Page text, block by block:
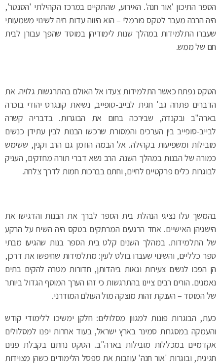
הספר התיכון 'אור חנה'. האירוע, שהתקיים במרכז הקהילתי 'הסנטר',
היה הרבה מעבר לטקס פורמלי – הוא היווה עדות חיה לשינוי משמעותי
שעברו התלמידות במהלך שנות לימודיהן במוסד שהפך עבורן לבית
חם של ממש.
הטקס נפתח כאשר התלמידות צעדו אל האולם בהתרגשות גלויה. את
הדברים פתחה גב' חגית לבייב-סופייב, נשיאת קונגרס יהודי בוכרה
בארה"ב ובקנדה, שבירכה בחום את הבוגרות. בדבריה קשרה
לבייב-סופייב בין הערכים והמסורת שרכשו הבנות לבין עתידן כנשים
מובילות ומשפיעות בקהילה. אל הבמה הוזמן גם הרב וקנין, ששימש
כמורה של הבנות במהלך השנה. הרב נשא דברי תורה מחזקים, העניק
לבוגרות כלים פרקטיים לחיים, וחתם בברכות חמות לדרך צלחה.
בהמשך עלו נציגי הנהלת בית הספר לברך את הבנות והדגישו את
הישגיהן האישיים. אחד הרגעים המרתקים בטקס היה השיח על הרקע
של התלמידות. במהלך השנים קלט בית הספר בנות שהגיעו מבתי
ספר כלליים, והשינוי שעברו בולט לעין: מתלמידות שחיפשו את דרכן,
הן הפכו לנשים צעירות וגאות ביהדותן, חדורות מטרה להקים בתים
נאמנים. הורים רבים ציינו בהתרגשות כי זהו הערך המוסף הגדול ביותר
של המוסד – הענקת זהות מוצקה מול העולם המודרני.
כעת, הבוגרות פונות למגוון מסלולים: חלקן ימשיכו ללימודי קודש
והעמקה במסגרות סמינר בארץ ישראל, בעוד אחרות יפנו למסלולים
אקדמיים במכללות מובילות בארה"ב. הטקס נחתם בקבלת פנים
חגיגית, ובוגרות 'אור חנה' עוזבות את ספסל הלימודים כשהן מצוידות